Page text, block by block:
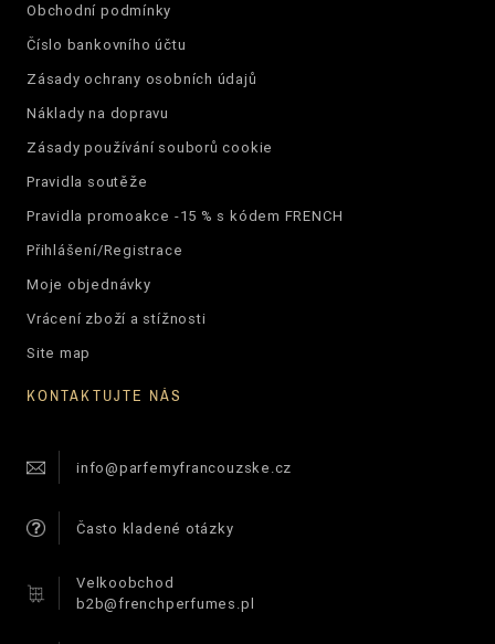
Obchodní podmínky
Číslo bankovního účtu
Zásady ochrany osobních údajů
Náklady na dopravu
Zásady používání souborů cookie
Pravidla soutěže
Pravidla promoakce -15 % s kódem FRENCH
Přihlášení/Registrace
Moje objednávky
Vrácení zboží a stížnosti
Site map
KONTAKTUJTE NÁS
info@parfemyfrancouzske.cz
Často kladené otázky
Velkoobchod
b2b@frenchperfumes.pl